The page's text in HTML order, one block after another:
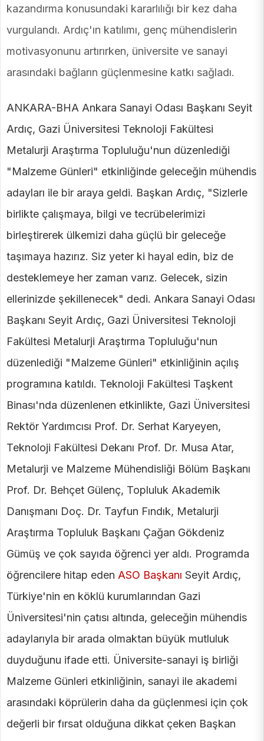
kazandırma konusundaki kararlılığı bir kez daha
vurgulandı. Ardıç'ın katılımı, genç mühendislerin
motivasyonunu artırırken, üniversite ve sanayi
arasındaki bağların güçlenmesine katkı sağladı.
ANKARA-BHA Ankara Sanayi Odası Başkanı Seyit
Ardıç, Gazi Üniversitesi Teknoloji Fakültesi
Metalurji Araştırma Topluluğu'nun düzenlediği
"Malzeme Günleri" etkinliğinde geleceğin mühendis
adayları ile bir araya geldi. Başkan Ardıç, "Sizlerle
birlikte çalışmaya, bilgi ve tecrübelerimizi
birleştirerek ülkemizi daha güçlü bir geleceğe
taşımaya hazırız. Siz yeter ki hayal edin, biz de
desteklemeye her zaman varız. Gelecek, sizin
ellerinizde şekillenecek" dedi. Ankara Sanayi Odası
Başkanı Seyit Ardıç, Gazi Üniversitesi Teknoloji
Fakültesi Metalurji Araştırma Topluluğu'nun
düzenlediği "Malzeme Günleri" etkinliğinin açılış
programına katıldı. Teknoloji Fakültesi Taşkent
Binası'nda düzenlenen etkinlikte, Gazi Üniversitesi
Rektör Yardımcısı Prof. Dr. Serhat Karyeyen,
Teknoloji Fakültesi Dekanı Prof. Dr. Musa Atar,
Metalurji ve Malzeme Mühendisliği Bölüm Başkanı
Prof. Dr. Behçet Gülenç, Topluluk Akademik
Danışmanı Doç. Dr. Tayfun Fındık, Metalurji
Araştırma Topluluk Başkanı Çağan Gökdeniz
Gümüş ve çok sayıda öğrenci yer aldı. Programda
öğrencilere hitap eden ASO Başkanı Seyit Ardıç,
Türkiye'nin en köklü kurumlarından Gazi
Üniversitesi'nin çatısı altında, geleceğin mühendis
adaylarıyla bir arada olmaktan büyük mutluluk
duyduğunu ifade etti. Üniversite-sanayi iş birliği
Malzeme Günleri etkinliğinin, sanayi ile akademi
arasındaki köprülerin daha da güçlenmesi için çok
değerli bir fırsat olduğuna dikkat çeken Başkan